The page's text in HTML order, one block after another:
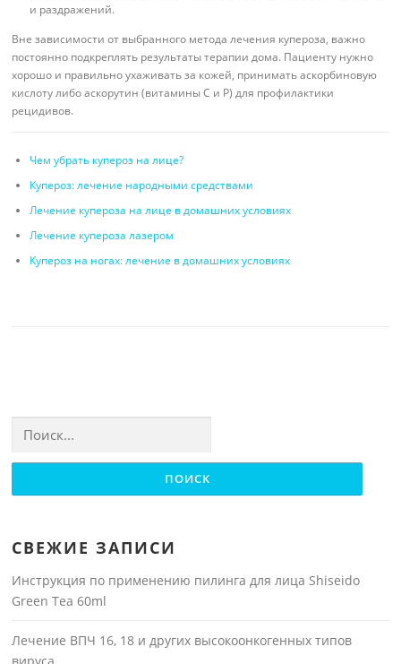
и раздражений.
Вне зависимости от выбранного метода лечения купероза, важно
постоянно подкреплять результаты терапии дома. Пациенту нужно
хорошо и правильно ухаживать за кожей, принимать аскорбиновую
кислоту либо аскорутин (витамины С и Р) для профилактики
рецидивов.
Чем убрать купероз на лице?
Купероз: лечение народными средствами
Лечение купероза на лице в домашних условиях
Лечение купероза лазером
Купероз на ногах: лечение в домашних условиях
СВЕЖИЕ ЗАПИСИ
Инструкция по применению пилинга для лица Shiseido
Green Tea 60ml
Лечение ВПЧ 16, 18 и других высокоонкогенных типов
вируса